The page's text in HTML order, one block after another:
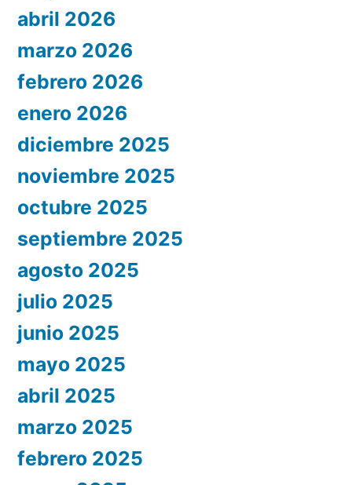
abril 2026
marzo 2026
febrero 2026
enero 2026
diciembre 2025
noviembre 2025
octubre 2025
septiembre 2025
agosto 2025
julio 2025
junio 2025
mayo 2025
abril 2025
marzo 2025
febrero 2025